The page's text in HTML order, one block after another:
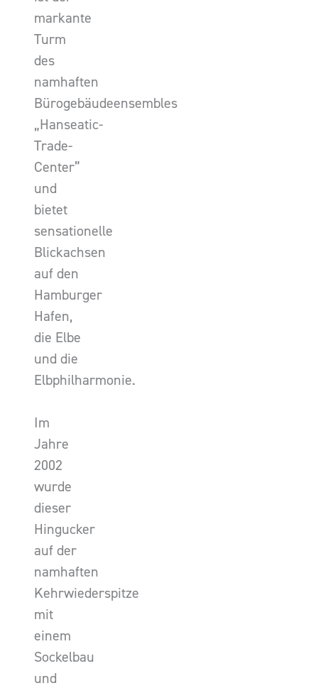
markante
Turm
des
namhaften
Bürogebäudeensembles
„Hanseatic-
Trade-
Center”
und
bietet
sensationelle
Blickachsen
auf den
Hamburger
Hafen,
die Elbe
und die
Elbphilharmonie.
Im
Jahre
2002
wurde
dieser
Hingucker
auf der
namhaften
Kehrwiederspitze
mit
einem
Sockelbau
und